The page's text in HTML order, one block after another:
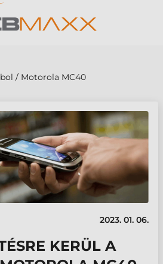
/ Motorola MC40
2023. 01. 06.
KERÜL A